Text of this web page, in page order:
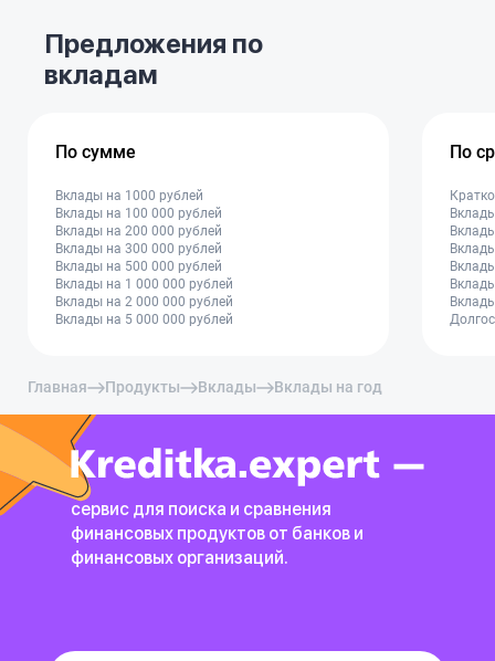
Предложения по
вкладам
По сумме
Вклады на 1000 рублей
Вклады на 100 000 рублей
Вклады на 200 000 рублей
Вклады на 300 000 рублей
Вклады на 500 000 рублей
Вклады на 1 000 000 рублей
Вклады на 2 000 000 рублей
Вклады на 5 000 000 рублей
По
Главная Продукты Вклады Вклады на год
сервис для поиска и сравнения
финансовых продуктов от банков и
финансовых организаций.